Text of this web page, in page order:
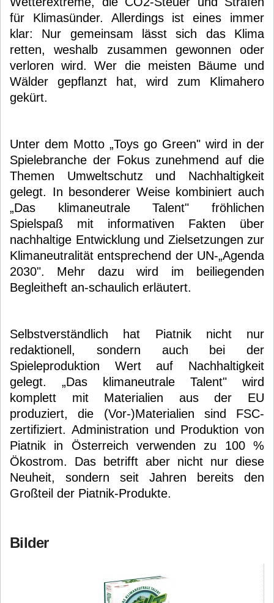
für Klimasünder. Allerdings ist eines immer
klar: Nur gemeinsam lässt sich das Klima
retten, weshalb zusammen gewonnen oder
verloren wird. Wer die meisten Bäume und
Wälder gepflanzt hat, wird zum Klimahero
gekürt.
Unter dem Motto „Toys go Green" wird in der
Spielebranche der Fokus zunehmend auf die
Themen Umweltschutz und Nachhaltigkeit
gelegt. In besonderer Weise kombiniert auch
„Das klimaneutrale Talent" fröhlichen
Spielspaß mit informativen Fakten über
nachhaltige Entwicklung und Zielsetzungen zur
Klimaneutralität entsprechend der UN-„Agenda
2030". Mehr dazu wird im beiliegenden
Begleitheft an-schaulich erläutert.
Selbstverständlich hat Piatnik nicht nur
redaktionell, sondern auch bei der
Spieleproduktion Wert auf Nachhaltigkeit
gelegt. „Das klimaneutrale Talent" wird
komplett mit Materialien aus der EU
produziert, die (Vor-)Materialien sind FSC-
zertifiziert. Administration und Produktion von
Piatnik in Österreich verwenden zu 100 %
Ökostrom. Das betrifft aber nicht nur diese
Neuheit, sondern seit Jahren bereits den
Großteil der Piatnik-Produkte.
Bilder